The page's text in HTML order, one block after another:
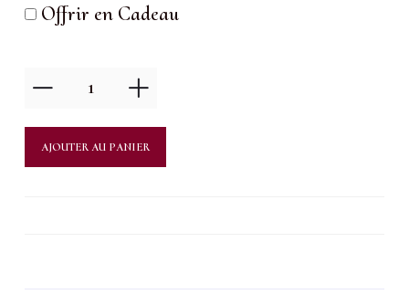
Offrir en Cadeau
quantité
Naturellement
AJOUTER AU PANIER